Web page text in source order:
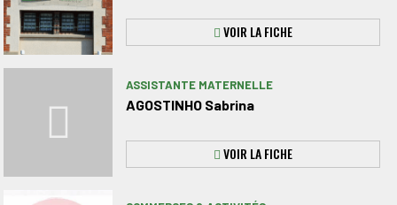
VOIR LA FICHE
ASSISTANTE MATERNELLE
AGOSTINHO Sabrina
VOIR LA FICHE